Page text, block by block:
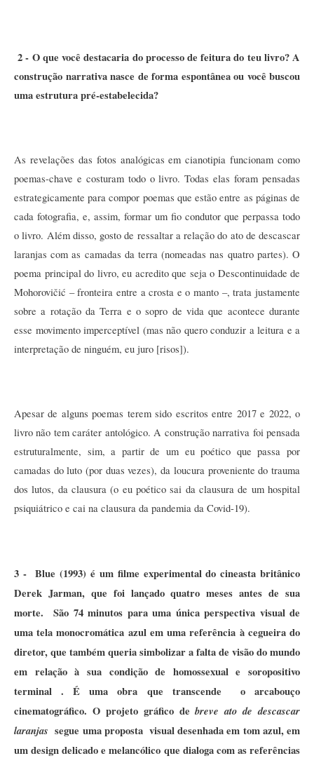
2 - O que você destacaria do processo de feitura do teu livro? A
construção narrativa nasce de forma espontânea ou você buscou
uma estrutura pré-estabelecida?
As revelações das fotos analógicas em cianotipia funcionam como
poemas-chave e costuram todo o livro. Todas elas foram pensadas
estrategicamente para compor poemas que estão entre as páginas de
cada fotografia, e, assim, formar um fio condutor que perpassa todo
o livro. Além disso, gosto de ressaltar a relação do ato de descascar
laranjas com as camadas da terra (nomeadas nas quatro partes). O
poema principal do livro, eu acredito que seja o Descontinuidade de
Mohorovičić – fronteira entre a crosta e o manto –, trata justamente
sobre a rotação da Terra e o sopro de vida que acontece durante
esse movimento imperceptível (mas não quero conduzir a leitura e a
interpretação de ninguém, eu juro [risos]).
Apesar de alguns poemas terem sido escritos entre 2017 e 2022, o
livro não tem caráter antológico. A construção narrativa foi pensada
estruturalmente, sim, a partir de um eu poético que passa por
camadas do luto (por duas vezes), da loucura proveniente do trauma
dos lutos, da clausura (o eu poético sai da clausura de um hospital
psiquiátrico e cai na clausura da pandemia da Covid-19).
3 -  Blue (1993) é um filme experimental do cineasta britânico
Derek Jarman, que foi lançado quatro meses antes de sua
morte.  São 74 minutos para uma única perspectiva visual de
uma tela monocromática azul em uma referência à cegueira do
diretor, que também queria simbolizar a falta de visão do mundo
em relação à sua condição de homossexual e soropositivo
terminal . É uma obra que transcende  o arcabouço
cinematográfico. O projeto gráfico de breve ato de descascar
laranjas segue uma proposta  visual desenhada em tom azul, em
um design delicado e melancólico que dialoga com as referências